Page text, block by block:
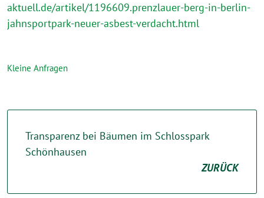
aktuell.de/artikel/1196609.prenzlauer-berg-in-berlin-
jahnsportpark-neuer-asbest-verdacht.html
Kleine Anfragen
Transparenz bei Bäumen im Schlosspark
Schönhausen
ZURÜCK